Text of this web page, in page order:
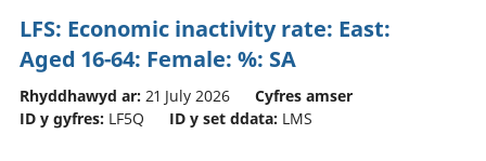
LFS: Economic inactivity rate: East:
Aged 16-64: Female: %: SA
Rhyddhawyd ar: 21 July 2026
Cyfres amser
ID y gyfres: LF5Q ID y set ddata: LMS